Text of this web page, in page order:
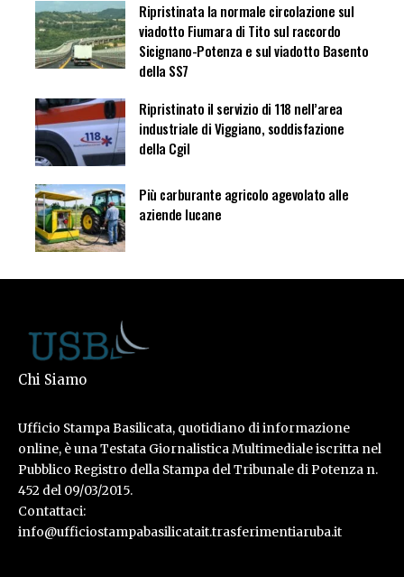
Ripristinata la normale circolazione sul
viadotto Fiumara di Tito sul raccordo
Sicignano-Potenza e sul viadotto Basento
della SS7
Ripristinato il servizio di 118 nell’area
industriale di Viggiano, soddisfazione
della Cgil
Più carburante agricolo agevolato alle
aziende lucane
Chi Siamo
Ufficio Stampa Basilicata, quotidiano di informazione
online, è una Testata Giornalistica Multimediale iscritta nel
Pubblico Registro della Stampa del Tribunale di Potenza n.
452 del 09/03/2015.
Contattaci:
info@ufficiostampabasilicatait.trasferimentiaruba.it